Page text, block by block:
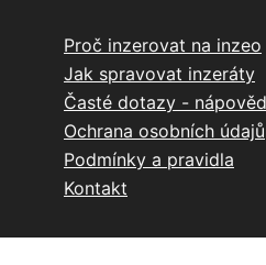
Proč inzerovat na inzeo
Jak spravovat inzeráty
Časté dotazy -
Ochrana osobních údajů
Podmínky a pravidla
Kontakt